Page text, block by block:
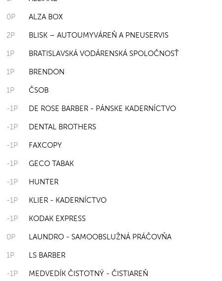
0P ALZA BOX
2P BLISK – AUTOUMYVÁREŇ A PNEUSERVIS
1P BRATISLAVSKÁ VODÁRENSKÁ SPOLOČNOSŤ
1P BRENDON
1P ČSOB
-1P DE ROSE BARBER - PÁNSKE KADERNÍCTVO
-1P DENTAL BROTHERS
-1P FAXCOPY
-1P GECO TABAK
-1P HUNTER
-1P KLIER - KADERNÍCTVO
-1P KODAK EXPRESS
0P LAUNDRO - SAMOOBSLUŽNÁ PRÁČOVŇA
1P LS BARBER
-1P MEDVEDÍK ČISTOTNÝ - ČISTIAREŇ